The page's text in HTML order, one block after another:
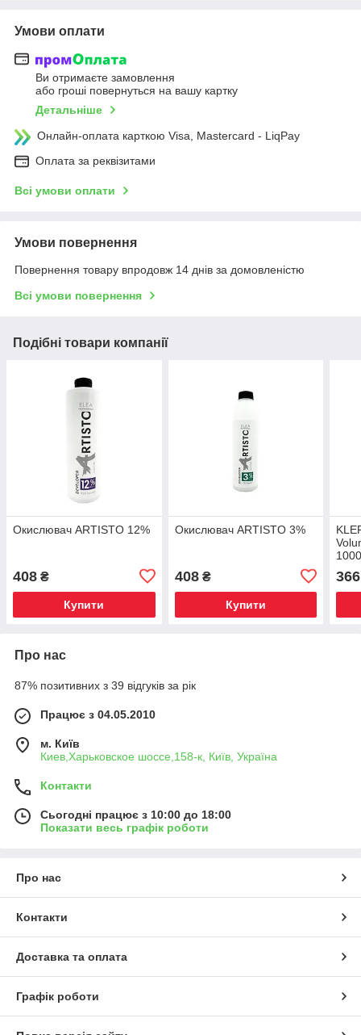
Умови оплати
Ви отримаєте замовлення
або гроші повернуться на вашу картку
Детальніше
Онлайн-оплата карткою Visa, Mastercard - LiqPay
Оплата за реквізитами
Всі умови оплати
Умови повернення
Повернення товару впродовж 14 днів за домовленістю
Всі умови повернення
Подібні товари компанії
Окислювач ARTISTO 12%
408 ₴
Купити
Окислювач ARTISTO 3%
408₴
Купити
366
Про нас
87% позитивних з 39 відгуків за рік
Працює з 04.05.2010
м. Київ
Киев,Харьковское шоссе,158-к, Київ, Україна
Контакти
Сьогодні працює з 10:00 до 18:00
Показати весь графік роботи
Про нас
Контакти
Доставка та оплата
Графік роботи